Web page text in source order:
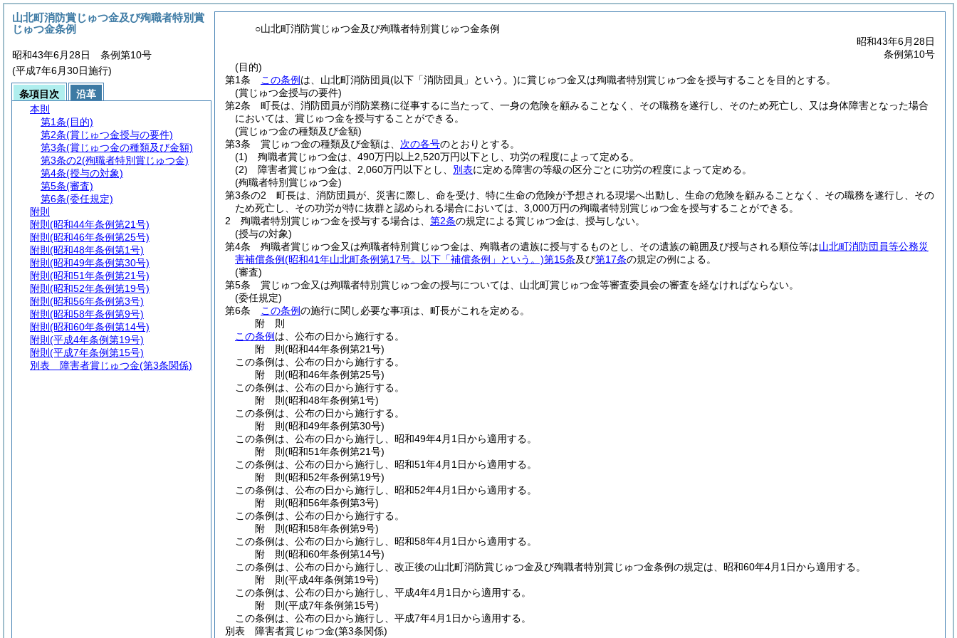
○山北町消防賞じゅつ金及び殉職者特別賞じゅつ金条例
昭和43年6月28日
条例第10号
(目的)
第1条
この条例 は、山北町消防団員(以下「消防団員」という。)に賞じゅつ金又は殉職者特別賞じゅつ金を授与することを目的とする。
(賞じゅつ金授与の要件)
第2条
町長は、消防団員が消防業務に従事するに当たって、一身の危険を顧みることなく、その職務を遂行し、そのため死亡し、又は身体障害となった場合
においては、賞じゅつ金を授与することができる。
(賞じゅつ金の種類及び金額)
第3条
賞じゅつ金の種類及び金額は、 次の各号のとおりとする。
(1)
殉職者賞じゅつ金は、490万円以上2,520万円以下とし、功労の程度によって定める。
(2)
障害者賞じゅつ金は、2,060万円以下とし、 別表に定める障害の等級の区分ごとに功労の程度によって定める。
(殉職者特別賞じゅつ金)
第3条の2
町長は、消防団員が、災害に際し、命を受け、特に生命の危険が予想される現場へ出動し、生命の危険を顧みることなく、その職務を遂行し、その
ため死亡し、その功労が特に抜群と認められる場合においては、3,000万円の殉職者特別賞じゅつ金を授与することができる。
2
殉職者特別賞じゅつ金を授与する場合は、 第2条の規定による賞じゅつ金は、授与しない。
(授与の対象)
第4条
殉職者賞じゅつ金又は殉職者特別賞じゅつ金は、殉職者の遺族に授与するものとし、その遺族の範囲及び授与される順位等は山北町消防団員等公務災
害補償条例(昭和41年山北町条例第17号。以下「補償条例」という。)第15条及び第17条の規定の例による。
(審査)
第5条
賞じゅつ金又は殉職者特別賞じゅつ金の授与については、山北町賞じゅつ金等審査委員会の審査を経なければならない。
(委任規定)
第6条
この条例の施行に関し必要な事項は、町長がこれを定める。
附 則
この条例 は、公布の日から施行する。
附 則(昭和44年条例第21号)
この条例は、公布の日から施行する。
附 則(昭和46年条例第25号)
この条例は、公布の日から施行する。
附 則(昭和48年条例第1号)
この条例は、公布の日から施行する。
附 則(昭和49年条例第30号)
この条例は、公布の日から施行し、昭和49年4月1日から適用する。
附 則(昭和51年条例第21号)
この条例は、公布の日から施行し、昭和51年4月1日から適用する。
附 則(昭和52年条例第19号)
この条例は、公布の日から施行し、昭和52年4月1日から適用する。
附 則(昭和56年条例第3号)
この条例は、公布の日から施行する。
附 則(昭和58年条例第9号)
この条例は、公布の日から施行し、昭和58年4月1日から適用する。
附 則(昭和60年条例第14号)
この条例は、公布の日から施行し、改正後の山北町消防賞じゅつ金及び殉職者特別賞じゅつ金条例の規定は、昭和60年4月1日から適用する。
附 則(平成4年条例第19号)
この条例は、公布の日から施行し、平成4年4月1日から適用する。
附 則(平成7年条例第15号)
この条例は、公布の日から施行し、平成7年4月1日から適用する。
別表 障害者賞じゅつ金(第3条関係)
山北町消防賞じゅつ金及び殉職者特別賞
じゅつ金条例
昭和43年6月28日 条例第10号
(平成7年6月30日施行)
条項目次
沿革
本則
第1条(目的)
第2条(賞じゅつ金授与の要件)
第3条(賞じゅつ金の種類及び金額)
第3条の2(殉職者特別賞じゅつ金)
第4条(授与の対象)
第5条(審査)
第6条(委任規定)
附則
附則 (昭和44年条例第21号)
附則 (昭和46年条例第25号)
附則 (昭和48年条例第1号)
附則 (昭和49年条例第30号)
附則 (昭和51年条例第21号)
附則 (昭和52年条例第19号)
附則 (昭和56年条例第3号)
附則 (昭和58年条例第9号)
附則 (昭和60年条例第14号)
附則 (平成4年条例第19号)
附則 (平成7年条例第15号)
別表 障害者賞じゅつ金(第3条関係)